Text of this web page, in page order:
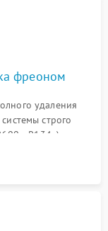
фреоном
удаления
строго
R134a) по
в системе.